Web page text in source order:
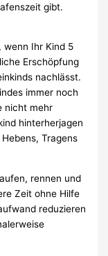
gibt.
wenn Ihr Kind 5
Erschöpfung
nachlässt.
immer noch
nicht mehr
hinterherjagen
Tragens
rennen und
Zeit ohne Hilfe
reduzieren